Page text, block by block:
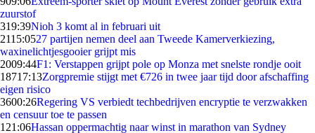
zuurstof
319:39Nioh 3 komt al in februari uit
2115:0527 partijen nemen deel aan Tweede Kamerverkiezing,
waxinelichtjesgooier grijpt mis
2009:44F1: Verstappen grijpt pole op Monza met snelste rondje ooit
18717:13Zorgpremie stijgt met €726 in twee jaar tijd door afschaffing
eigen risico
3600:26Regering VS verbiedt techbedrijven encryptie te verzwakken
en censuur toe te passen
1 21:06Hassan oppermachtig naar winst in marathon van Sydney